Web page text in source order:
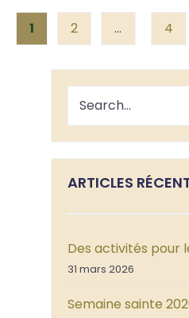
Posts
pagination
1 2 … 4
ARTICLES
Des activités pour
31 mars 2026
Semaine sainte